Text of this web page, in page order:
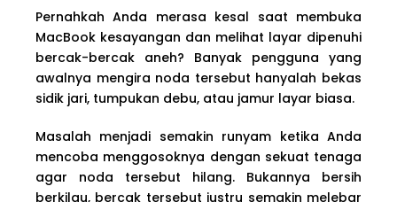
Pernahkah Anda merasa kesal saat membuka
MacBook kesayangan dan melihat layar dipenuhi
bercak-bercak aneh? Banyak pengguna yang
awalnya mengira noda tersebut hanyalah bekas
sidik jari, tumpukan debu, atau jamur layar biasa.
Masalah menjadi semakin runyam ketika Anda
mencoba menggosoknya dengan sekuat tenaga
agar noda tersebut hilang. Bukannya bersih
berkilau, bercak tersebut justru semakin melebar